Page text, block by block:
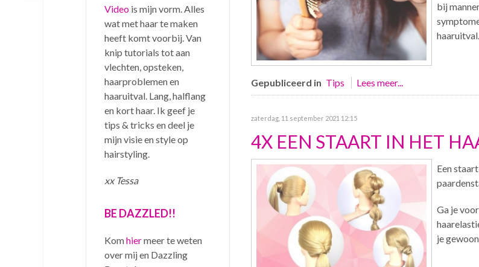
bij
haaruitval.
Gepubliceerd in Tips Lees meer...
zaterdag, 11 september 2021 12:15
4X EEN STAART IN HET
Een
Ga je
je
Video is mijn vorm. Alles
wat met haar te maken
heeft komt voorbij. Van
knip tutorials tot aan
vlechten, opsteken,
haarproblemen en
haaruitval. Lang, halflang
en kort haar. Ik geef je
tips & tricks en deel je
mijn visie en style op
hairstyling.
xx Tessa
BE DAZZLED!!
Komhiermeer te weten
over mij en Dazzling